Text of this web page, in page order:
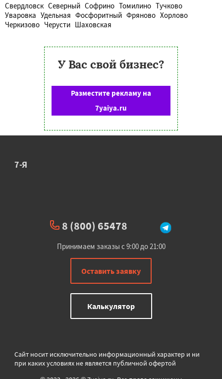
Свердловск Северный Софрино Томилино Тучково
Уваровка Удельная Фосфоритный Фряново Хорлово
Черкизово Черусти Шаховская
У Вас свой бизнес?
Разместите рекламу на
7yaiya.ru
7-Я
8 (800) 65478
Принимаем заказы с 9:00 до 21:00
Оставить заявку
Калькулятор
Сайт носит исключительно информационный характер и ни
при каких условиях не является публичной офертой